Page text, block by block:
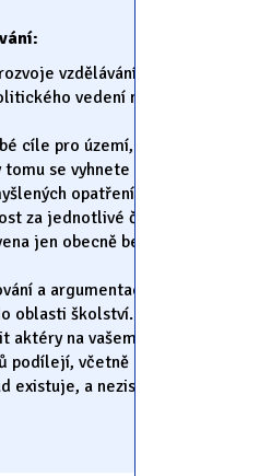
vzdělávání ve chvíli, kdy
vedení nebo se vymění
cíle pro území, které jsou
se vyhnete realizaci
opatření.
za jednotlivé činnosti, která
jen obecně bez dalšího
a argumentaci, až budete
oblasti školství.
na vašem území, kteří
podílejí, včetně odboru
existuje, a neziskových